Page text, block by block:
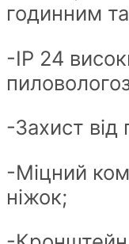
годинним
-ІР 24
-Захист від
-Міцний
ніжок;